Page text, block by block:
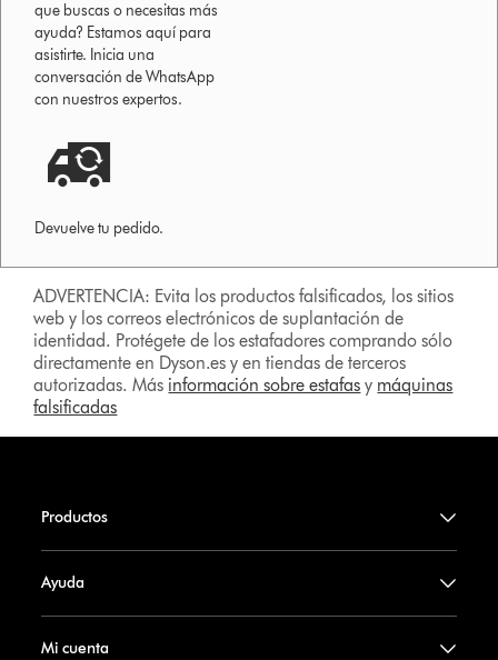
que buscas o necesitas más
ayuda? Estamos aquí para
asistirte. Inicia una
conversación de WhatsApp
con nuestros expertos.
Devuelve tu pedido.
ADVERTENCIA: Evita los productos falsificados, los sitios
web y los correos electrónicos de suplantación de
identidad. Protégete de los estafadores comprando sólo
directamente en Dyson.es y en tiendas de terceros
autorizadas. Más información sobre estafas y máquinas
falsificadas
Productos
Ayuda
Mi cuenta